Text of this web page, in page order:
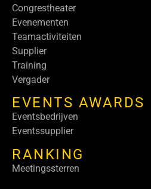
Congrestheater
Evenementen
Teamactiviteiten
Supplier
Training
Vergader
EVENTS AWARDS
Eventsbedrijven
Eventssupplier
RANKING
Meetingssterren